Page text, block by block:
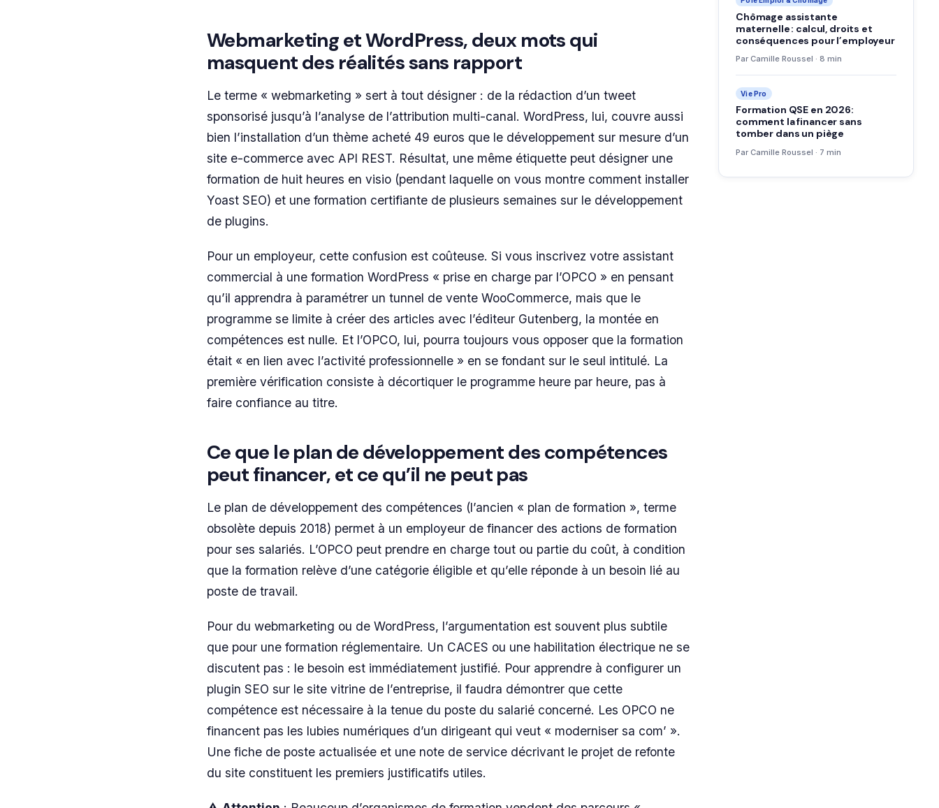
Webmarketing et WordPress, deux mots qui
masquent des réalités sans rapport
Le terme « webmarketing » sert à tout désigner : de la rédaction d’un tweet
sponsorisé jusqu’à l’analyse de l’attribution multi-canal. WordPress, lui, couvre aussi
bien l’installation d’un thème acheté 49 euros que le développement sur mesure d’un
site e-commerce avec API REST. Résultat, une même étiquette peut désigner une
formation de huit heures en visio (pendant laquelle on vous montre comment installer
Yoast SEO) et une formation certifiante de plusieurs semaines sur le développement
de plugins.
Pour un employeur, cette confusion est coûteuse. Si vous inscrivez votre assistant
commercial à une formation WordPress « prise en charge par l’OPCO » en pensant
qu’il apprendra à paramétrer un tunnel de vente WooCommerce, mais que le
programme se limite à créer des articles avec l’éditeur Gutenberg, la montée en
compétences est nulle. Et l’OPCO, lui, pourra toujours vous opposer que la formation
était « en lien avec l’activité professionnelle » en se fondant sur le seul intitulé. La
première vérification consiste à décortiquer le programme heure par heure, pas à
faire confiance au titre.
Ce que le plan de développement des compétences
peut financer, et ce qu’il ne peut pas
Le plan de développement des compétences (l’ancien « plan de formation », terme
obsolète depuis 2018) permet à un employeur de financer des actions de formation
pour ses salariés. L’OPCO peut prendre en charge tout ou partie du coût, à condition
que la formation relève d’une catégorie éligible et qu’elle réponde à un besoin lié au
poste de travail.
Pour du webmarketing ou de WordPress, l’argumentation est souvent plus subtile
que pour une formation réglementaire. Un CACES ou une habilitation électrique ne se
discutent pas : le besoin est immédiatement justifié. Pour apprendre à configurer un
plugin SEO sur le site vitrine de l’entreprise, il faudra démontrer que cette
compétence est nécessaire à la tenue du poste du salarié concerné. Les OPCO ne
financent pas les lubies numériques d’un dirigeant qui veut « moderniser sa com’ ».
Une fiche de poste actualisée et une note de service décrivant le projet de refonte
du site constituent les premiers justificatifs utiles.
Chômage assistante
maternelle : calcul, droits et
conséquences pour l’employeur
Par Camille Roussel · 8 min
Vie Pro
Formation QSE en 2026:
comment la financer sans
tomber dans un piège
Par Camille Roussel · 7 min